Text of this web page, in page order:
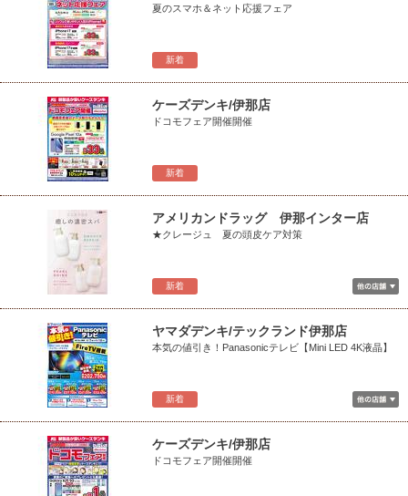
新着
夏のスマホ＆ネット応援フェア
新着
ケーズデンキ/伊那店
ドコモフェア開催開催
新着
アメリカンドラッグ 伊那インター店
★クレージュ 夏の頭皮ケア対策
新着
ヤマダデンキ/テックランド伊那店
本気の値引き！Panasonicテレビ【Mini LED 4K液晶】
ケーズデンキ/伊那店
ドコモフェア開催開催